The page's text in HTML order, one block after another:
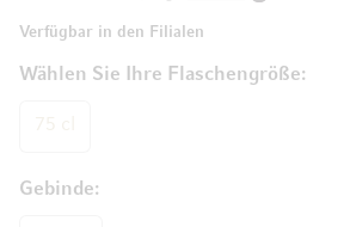
Wählen Sie Ihre Flaschengröße
Gebinde
Verfügbar in den Filialen